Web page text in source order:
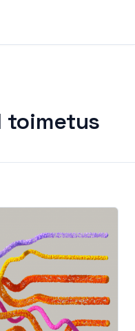
toimetus